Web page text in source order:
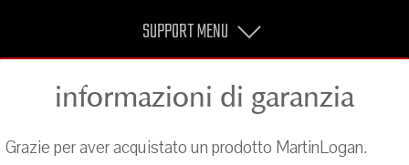
SUPPORT MENU
informazioni di garanzia
Grazie per aver acquistato un prodotto MartinLogan.